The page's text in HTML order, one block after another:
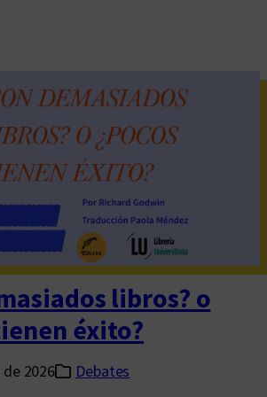
libros? o
éxito?
2026 Debates